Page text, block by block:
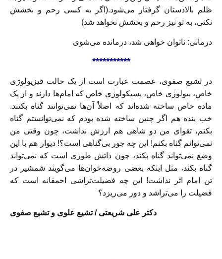
ظلم بالادستان گرفتار می‌شود.(اگر به کسی رحم و بخشش
نکنی، به تو نیز رحم و بخشش نخواهد شد)
درمانی: ناتوان خواهی شد، درمانده می‌شوی
***********
در تشيع صفوی، عصمت عبارت است از يک حالت فيزيولوژی
خاص، بيولوژی خاص، پسيکولوژی خاص که امام‌ها دارند و از يک
ماده خاص ساخته شده‌اند که اصلاً آن‌ها نمی‌توانند گناه بکنند.
خب بنده هم اگر چنين ساخته شده بودم که نمی‌توانستم گناه
بکنم، تقوای من دو شاهی هم ارزش نداشت، چون وقتی من
نمی‌توانم گناه بکنم! اين چه جور بی‌گناهی است؟! ديوار هم با اين
وضع نمی‌تو‌اند گناه بکند، چون ذاتش طوری است که نمی‌تواند
گناه بکند، مثل اينکه بعضی روضه‌خوان‌ها می‌گويند شمشير در
تن امام اثر نداشت! اين چه فضيلت‌تراشی احمقانه است که
فضيلت را می‌تراشد و دور می‌ريزد؟
دکتر علی شریعتی / تشیع علوی و تشیع صفوی